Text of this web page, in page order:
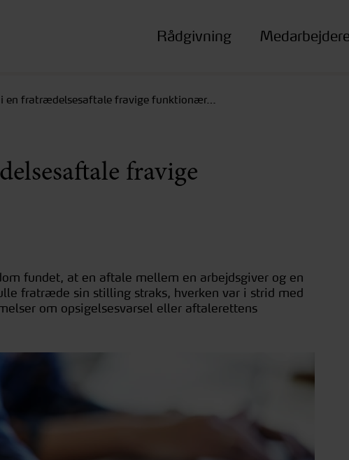
Rådgivning Medarbejdere
i en fratrædelsesaftale fravige funktionær…
fravige
fundet, at en aftale mellem en arbejdsgiver og en
fratræde sin stilling straks, hverken var i strid med
om opsigelsesvarsel eller aftalerettens